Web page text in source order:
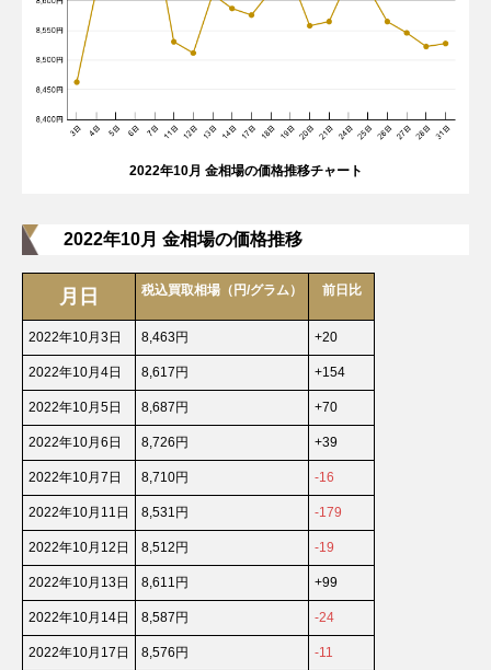
2022年10月 金相場の価格推移チャート
2022年10月 金相場の価格推移
月日 税込買取相場（円/グラム） 前日比
2022年10月3日 8,463円 +20
2022年10月4日 8,617円 +154
2022年10月5日 8,687円 +70
2022年10月6日 8,726円 +39
2022年10月7日 8,710円 -16
2022年10月11日 8,531円 -179
2022年10月12日 8,512円 -19
2022年10月13日 8,611円 +99
2022年10月14日 8,587円 -24
2022年10月17日 8,576円 -11